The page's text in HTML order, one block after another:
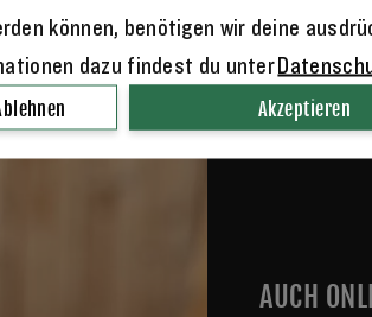
Zur Herstellung von Likör
Wochen in mit Alkohol
gar nicht gegangen, es
AUCH
können, benötigen wir deine
dazu findest du unter
Akzeptieren